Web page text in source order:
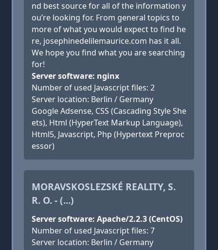
nd best source for all of the information y
ou’re looking for. From general topics to
more of what you would expect to find he
re, josephinedelilemaurice.com has it all.
We hope you find what you are searching
for!
Server software: nginx
Number of used Javascript files: 2
Server location: Berlin / Germany
Google Adsense, CSS (Cascading Style She
ets), Html (HyperText Markup Language),
Html5, Javascript, Php (Hypertext Preproc
essor)
MORAVSKOSLEZSKÉ REALITY, S.
R. O. - (...)
Server software: Apache/2.2.3 (CentOS)
Number of used Javascript files: 7
Server location: Berlin / Germany